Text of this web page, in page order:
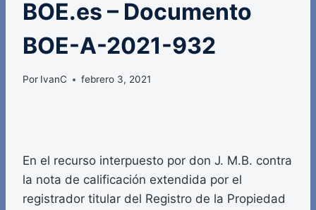
BOE.es – Documento
BOE-A-2021-932
Por IvanC febrero 3, 2021
En el recurso interpuesto por don J. M.B. contra
la nota de calificación extendida por el
registrador titular del Registro de la Propiedad